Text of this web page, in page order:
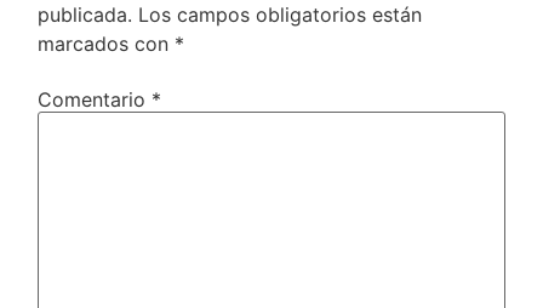
publicada. Los campos obligatorios están
marcados con *
Comentario *